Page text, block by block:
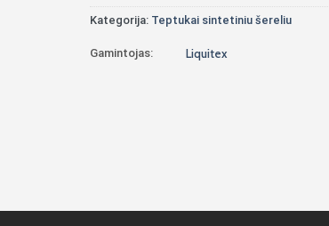
Kategorija: Teptukai sintetiniu šereliu
Gamintojas: Liquitex